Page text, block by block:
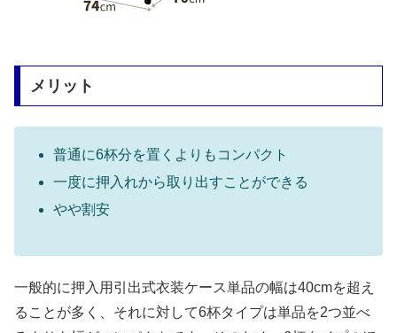
メリット
普通に6杯分を置くよりもコンパクト
一度に押入れから取り出すことができる
やや割安
一般的に押入用引出式衣装ケース単品の幅は40cmを超え
ることが多く、それに対して6杯タイプは単品を2つ並べ